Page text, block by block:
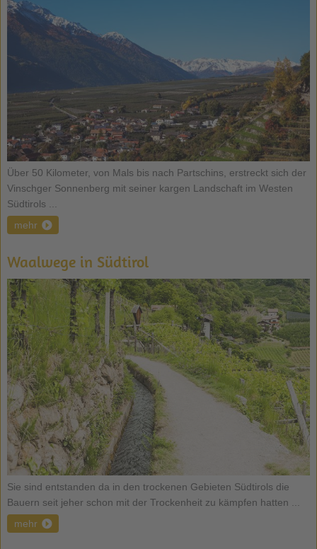
Über 50 Kilometer, von Mals bis nach Partschins, erstreckt sich der
Vinschger Sonnenberg mit seiner kargen Landschaft im Westen
Südtirols ...
mehr
Waalwege in Südtirol
Sie sind entstanden da in den trockenen Gebieten Südtirols die
Bauern seit jeher schon mit der Trockenheit zu kämpfen hatten ...
mehr